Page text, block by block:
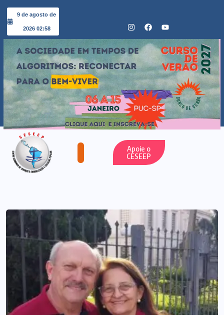
9 de agosto de
2026 02:58
Apoie o
CESEEP